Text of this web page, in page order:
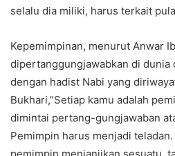
selalu dia miliki, harus terkait
Kepemimpinan, menurut Anwar
dipertanggungjawabkan di dunia
dengan hadist Nabi yang
Bukhari,”Setiap kamu adalah
dimintai pertang-gungjawaban
Pemimpin harus menjadi
pemimpin menjanjikan sesuatu,